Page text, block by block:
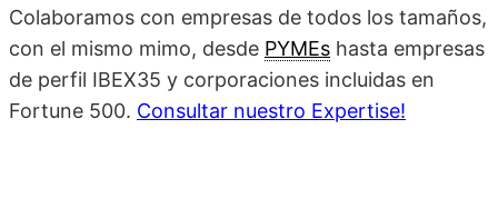
Colaboramos con empresas de todos los tamaños,
con el mismo mimo, desde PYMEs hasta empresas
de perfil IBEX35 y corporaciones incluidas en
Fortune 500. Consultar nuestro Expertise!